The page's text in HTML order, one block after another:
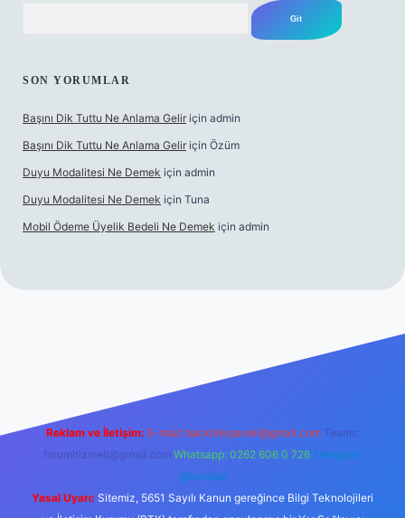
SON YORUMLAR
Başını Dik Tuttu Ne Anlama Gelir için admin
Başını Dik Tuttu Ne Anlama Gelir için Özüm
Duyu Modalitesi Ne Demek için admin
Duyu Modalitesi Ne Demek için Tuna
Mobil Ödeme Üyelik Bedeli Ne Demek için admin
Reklam ve İletişim: E-mail: backlinkpaneli@gmail.com Teams:
forumhizmeti@gmail.com Whatsapp: 0262 606 0 726 Telegram:
@karabul
Yasal Uyarı: Sitemiz, 5651 Sayılı Kanun gereğince Bilgi Teknolojileri